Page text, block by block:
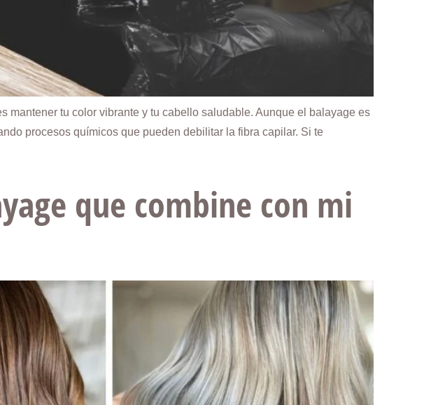
tu color vibrante y tu cabello saludable. Aunque el balayage es
procesos químicos que pueden debilitar la fibra capilar. Si te
que combine con mi